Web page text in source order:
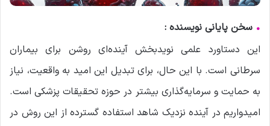
• سخن پایانی نویسنده :
این دستاورد علمی نویدبخش آینده‌ای روشن برای بیماران
سرطانی است. با این حال، برای تبدیل این امید به واقعیت، نیاز
به حمایت و سرمایه‌گذاری بیشتر در حوزه تحقیقات پزشکی است.
امیدواریم در آینده نزدیک شاهد استفاده گسترده از این روش در